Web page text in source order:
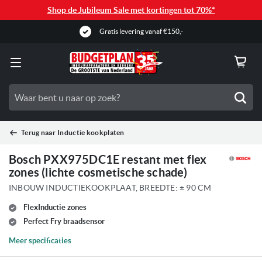
Shop de Jubileum Sale met kortingen tot 70%*
Gratis levering vanaf €150,-
Terug naar Inductie kookplaten
Bosch PXX975DC1E restant met flex
zones (lichte cosmetische schade)
INBOUW INDUCTIEKOOKPLAAT, BREEDTE: ± 90 CM
FlexInductie zones
Perfect Fry braadsensor
Meer specificaties